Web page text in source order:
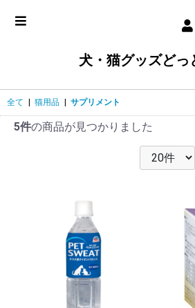
犬・猫グッズどっ
全て 猫用品 サプリメント
5件の商品が見つかりました